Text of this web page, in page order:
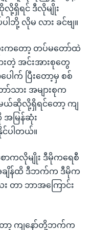
ရှိရင် ဒီလိုမျိုး
ဘို့ လိုမ လား ခင်ဗျ။
ဆုံးကတော့ တပ်မတော်ထဲ
တဲ့ အင်းအားစုတွေ
က် ပြီးတော့မှ စစ်
ား အများစုက
မယ်ဆိုလို့ရှိရင်တော့ ကျ
အမြန်ဆုံး
င်ပါတယ်။
ာကလိုမျိုး ဒီမိုကရေစီ
ျိန်ထိ ဒီဘက်က ဒီမိုက
တာ ဘာအကြောင်း
ော့ ကျနော်တို့ဘက်က